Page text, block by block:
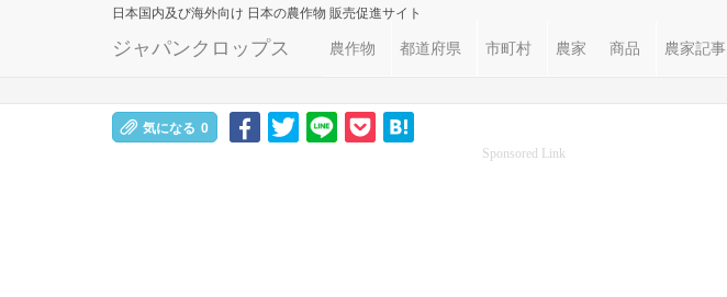
日本国内及び海外向け 日本の農作物 販売促進サイト
ジャパンクロップス 農作物 都道府県 市町村 農家 商品 農家記事
気になる 0
Sponsored Link